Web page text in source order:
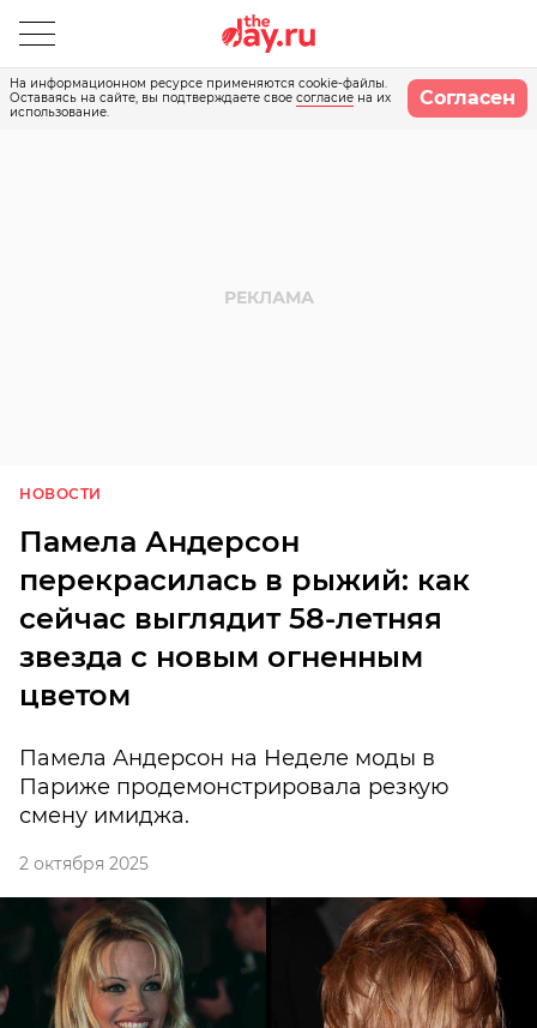
На информационном ресурсе применяются cookie-файлы.
Оставаясь на сайте, вы подтверждаете свое согласие на их
использование.
Согласен
НОВОСТИ
Памела Андерсон
перекрасилась в рыжий: как
сейчас выглядит 58-летняя
звезда с новым огненным
цветом
Памела Андерсон на Неделе моды в
Париже продемонстрировала резкую
смену имиджа.
2 октября 2025